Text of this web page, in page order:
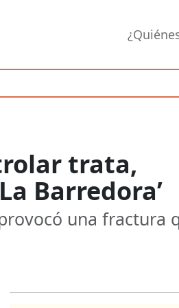
trata,
Barredora’
una fractura